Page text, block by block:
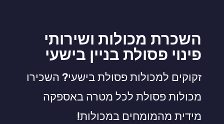
השכרת מכולות ושירותי
פינוי פסולת בניין בישעי
זקוקים למכולות פסולת בישעי? השכירו
מכולות פסולת לכל מטרה באספקה
מידית מהמומחים במכולות!